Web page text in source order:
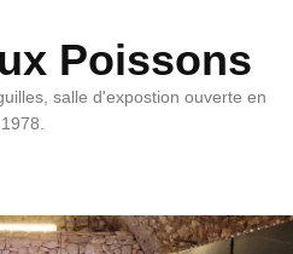
Poissons
salle d'expostion ouverte en
1978.